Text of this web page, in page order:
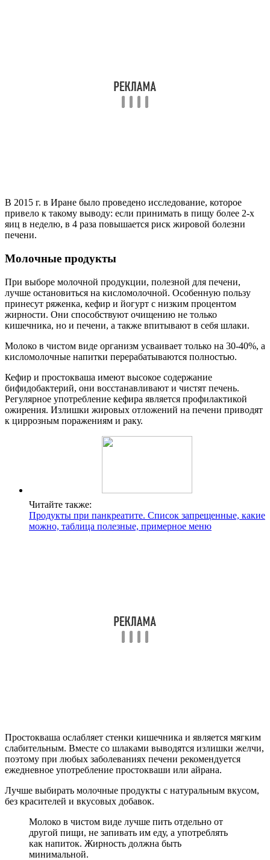
В 2015 г. в Иране было проведено исследование, которое
привело к такому выводу: если принимать в пищу более 2-х
яиц в неделю, в 4 раза повышается риск жировой болезни
печени.
Молочные продукты
При выборе молочной продукции, полезной для печени,
лучше остановиться на кисломолочной. Особенную пользу
принесут ряженка, кефир и йогурт с низким процентом
жирности. Они способствуют очищению не только
кишечника, но и печени, а также впитывают в себя шлаки.
Молоко в чистом виде организм усваивает только на 30-40%, а
кисломолочные напитки перерабатываются полностью.
Кефир и простокваша имеют высокое содержание
бифидобактерий, они восстанавливают и чистят печень.
Регулярное употребление кефира является профилактикой
ожирения. Излишки жировых отложений на печени приводят
к циррозным поражениям и раку.
Читайте также:
Продукты при панкреатите. Список запрещенные, какие
можно, таблица полезные, примерное меню
Простокваша ослабляет стенки кишечника и является мягким
слабительным. Вместе со шлаками выводятся излишки желчи,
поэтому при любых заболеваниях печени рекомендуется
ежедневное употребление простокваши или айрана.
Лучше выбирать молочные продукты с натуральным вкусом,
без красителей и вкусовых добавок.
Молоко в чистом виде лучше пить отдельно от
другой пищи, не запивать им еду, а употреблять
как напиток. Жирность должна быть
минимальной.